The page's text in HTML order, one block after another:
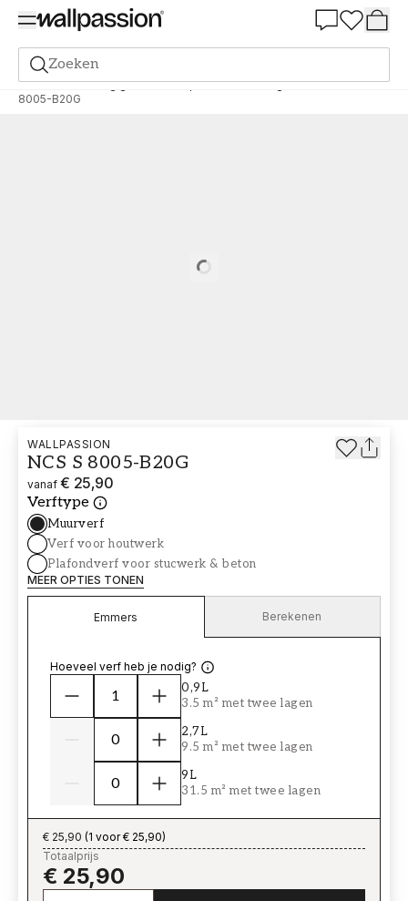
Zoeken
Verf Bestelling gebaseerd op NCS Bestelling door NCS
8005-B20G
WALLPASSION
NCS S 8005-B20G
vanaf € 25,90
Verftype
Muurverf
Verf voor houtwerk
Plafondverf voor stucwerk & beton
MEER OPTIES TONEN
Emmers Berekenen
Hoeveel verf heb je nodig?
0,9L
3.5 m² met twee lagen
2,7L
9.5 m² met twee lagen
9L
31.5 m² met twee lagen
€ 25,90 (1 voor € 25,90)
Totaalprijs
€ 25,90